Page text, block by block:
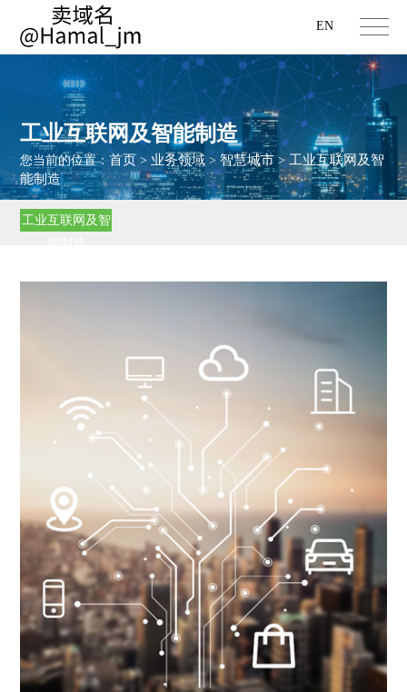
EN
工业互联网及智能制造
您当前的位置：首页>业务领域 >智慧城市>工业互联网及智
能制造
工业互联网及智